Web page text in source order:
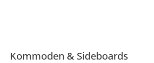
Kommoden & Sideboards